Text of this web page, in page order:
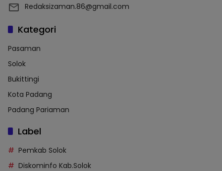
Redaksizaman.86@gmail.com
Kategori
Pasaman
Solok
Bukittingi
Kota Padang
Padang Pariaman
Label
Pemkab Solok
Diskominfo Kab.Solok